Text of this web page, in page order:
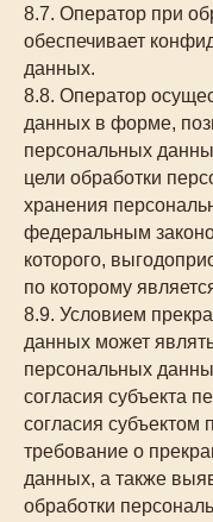
8.7. Оператор при
обеспечивает
данных.
8.8. Оператор
данных в форме,
персональных
цели обработки
хранения
федеральным
которого,
по которому
8.9. Условием
данных может
персональных
согласия субъекта
согласия
требование о
данных, а также
обработки